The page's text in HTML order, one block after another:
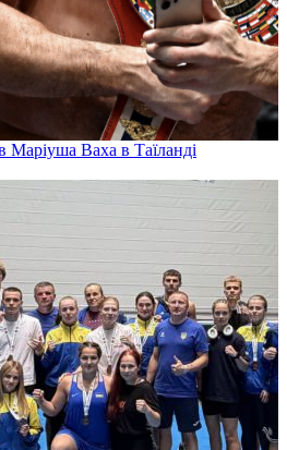
Маріуша Ваха в Таїланді